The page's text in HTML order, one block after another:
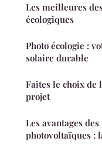
Les meilleures
écologiques
Photo écologie :
solaire durable
Faites le choix de
projet
Les avantages
photovoltaïques :